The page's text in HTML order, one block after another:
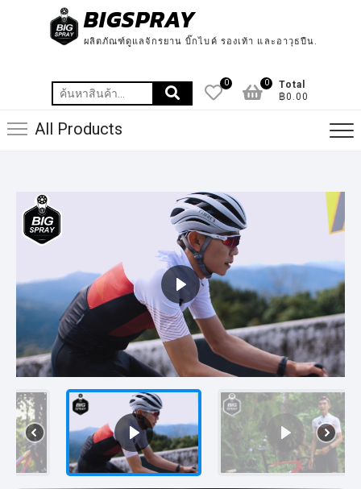
BIGSPRAY
ผลิตภัณฑ์ดูแลจักรยาน บิ๊กไบค์ รองเท้า และอาวุธปืน.
0
Total
฿0.00
0
All Products